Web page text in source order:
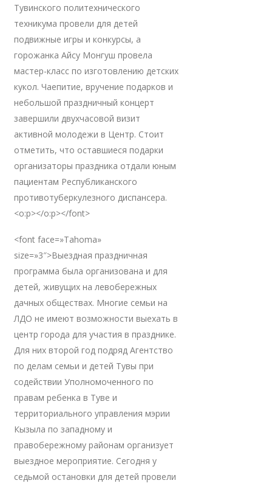
Тувинского политехнического
техникума провели для детей
подвижные игры и конкурсы, а
горожанка Айсу Монгуш провела
мастер-класс по изготовлению детских
кукол. Чаепитие, вручение подарков и
небольшой праздничный концерт
завершили двухчасовой визит
активной молодежи в Центр. Стоит
отметить, что оставшиеся подарки
организаторы праздника отдали юным
пациентам Республиканского
противотуберкулезного диспансера.
<o:p></o:p></font>
<font face=»Tahoma»
size=»3″>Выездная праздничная
программа была организована и для
детей, живущих на левобережных
дачных обществах. Многие семьи на
ЛДО не имеют возможности выехать в
центр города для участия в празднике.
Для них второй год подряд Агентство
по делам семьи и детей Тувы при
содействии Уполномоченного по
правам ребенка в Туве и
территориального управления мэрии
Кызыла по западному и
правобережному районам организует
выездное мероприятие. Сегодня у
седьмой остановки для детей провели